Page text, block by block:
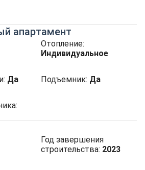
апартамент
Отопление:
Индивидуальное
: Да Подъемник: Да
Год завершения
строительства: 2023